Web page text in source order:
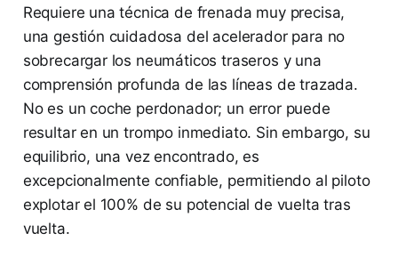
Requiere una técnica de frenada muy precisa,
una gestión cuidadosa del acelerador para no
sobrecargar los neumáticos traseros y una
comprensión profunda de las líneas de trazada.
No es un coche perdonador; un error puede
resultar en un trompo inmediato. Sin embargo, su
equilibrio, una vez encontrado, es
excepcionalmente confiable, permitiendo al piloto
explotar el 100% de su potencial de vuelta tras
vuelta.